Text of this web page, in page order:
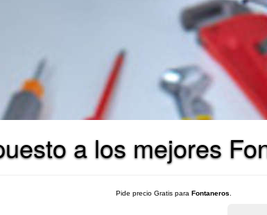
a los mejores
Pide precio Gratis para Fontaneros